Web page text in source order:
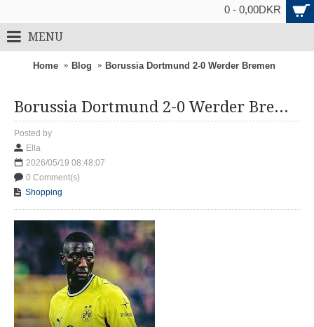
0 - 0,00DKR
MENU
Home Blog Borussia Dortmund 2-0 Werder Bremen
Borussia Dortmund 2-0 Werder Bremen
Posted by
Ella
2026/05/19 08:48:07
0 Comment(s)
Shopping